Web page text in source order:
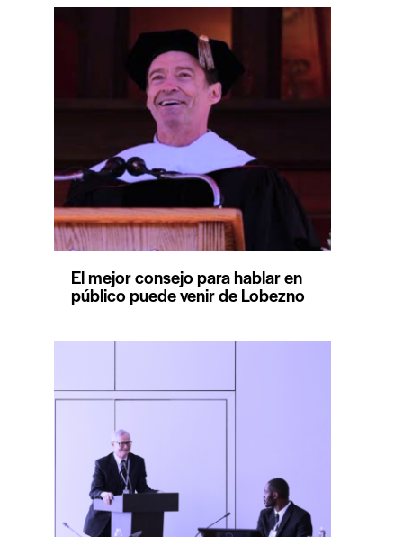
El mejor consejo para hablar en
público puede venir de Lobezno